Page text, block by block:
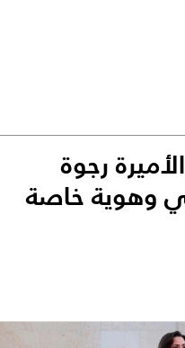
رجوة
وهوية خاصة